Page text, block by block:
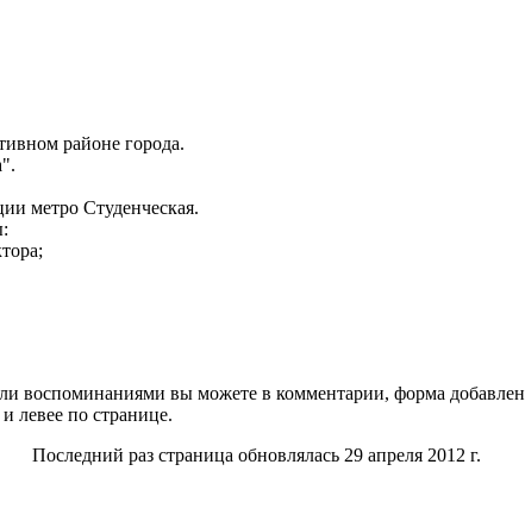
районе города.
метро Студенческая.
воспоминаниями вы можете в комментарии, форма
левее по странице.
Последний раз страница обновлялась 29 апреля 2012 г.